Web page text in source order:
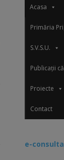
Acasa
Primăria
S.V.S.U.
Publicații
Proiecte
Contact
e-